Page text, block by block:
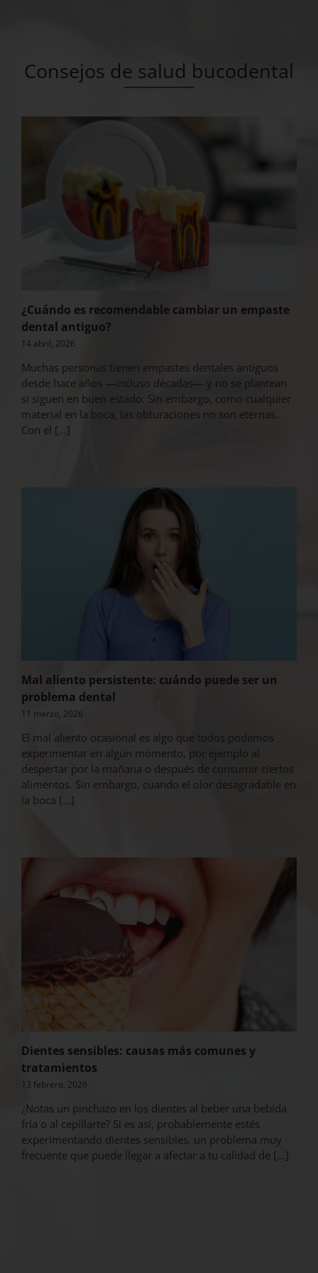
Consejos de salud bucodental
¿Cuándo es recomendable cambiar un empaste
dental antiguo?
14 abril, 2026
Muchas personas tienen empastes dentales antiguos
desde hace años —incluso décadas— y no se plantean
si siguen en buen estado. Sin embargo, como cualquier
material en la boca, las obturaciones no son eternas.
Con el [...]
Mal aliento persistente: cuándo puede ser un
problema dental
11 marzo, 2026
El mal aliento ocasional es algo que todos podemos
experimentar en algún momento, por ejemplo al
despertar por la mañana o después de consumir ciertos
alimentos. Sin embargo, cuando el olor desagradable en
la boca [...]
Dientes sensibles: causas más comunes y
tratamientos
13 febrero, 2026
¿Notas un pinchazo en los dientes al beber una bebida
fría o al cepillarte? Si es así, probablemente estés
experimentando dientes sensibles, un problema muy
frecuente que puede llegar a afectar a tu calidad de [...]